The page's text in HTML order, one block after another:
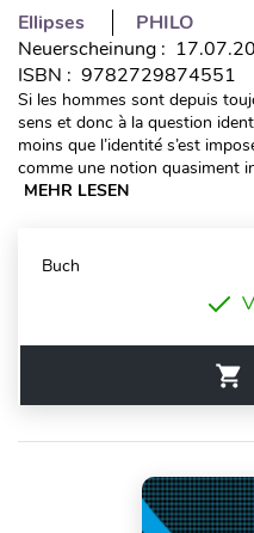
Ellipses
PHILO
Neuerscheinung :
ISBN : 9782729874551
Si les hommes sont depuis
sens et donc à la question
moins que l’identité s’est
comme une notion quasiment
MEHR LESEN
Buch